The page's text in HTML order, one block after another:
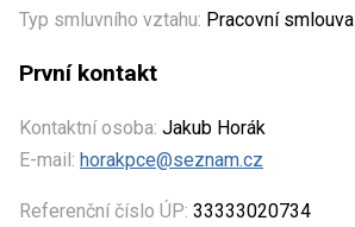
Typ smluvního vztahu: Pracovní smlouva
První kontakt
Kontaktní osoba: Jakub Horák
E-mail: horakpce@seznam.cz
Referenční číslo ÚP: 33333020734